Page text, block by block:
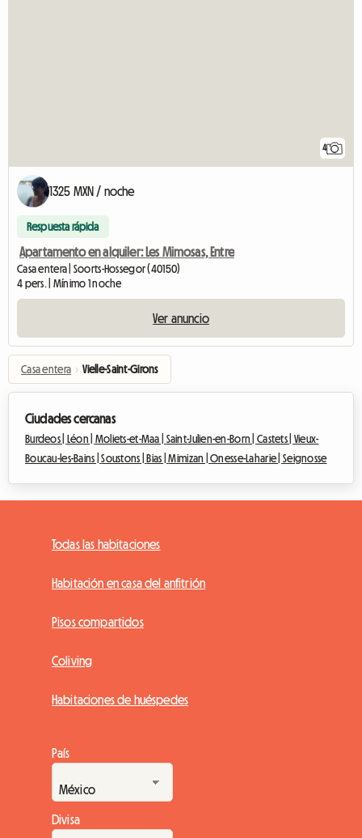
4
1325 MXN / noche
Respuesta rápida
Apartamento en alquiler: Les Mimosas, Entre
Casa entera | Soorts-Hossegor (40150)
4 pers. | Mínimo 1 noche
Ver anuncio
Casa entera › Vielle-Saint-Girons
Ciudades cercanas
Burdeos | Léon | Moliets-et-Maa | Saint-Julien-en-Born | Castets | Vieux-
Boucau-les-Bains |Soustons | Bias |Mimizan |Onesse-Laharie | Seignosse
Todas las habitaciones
Habitación en casa del anfitrión
Pisos compartidos
Coliving
Habitaciones de huéspedes
País
Divisa